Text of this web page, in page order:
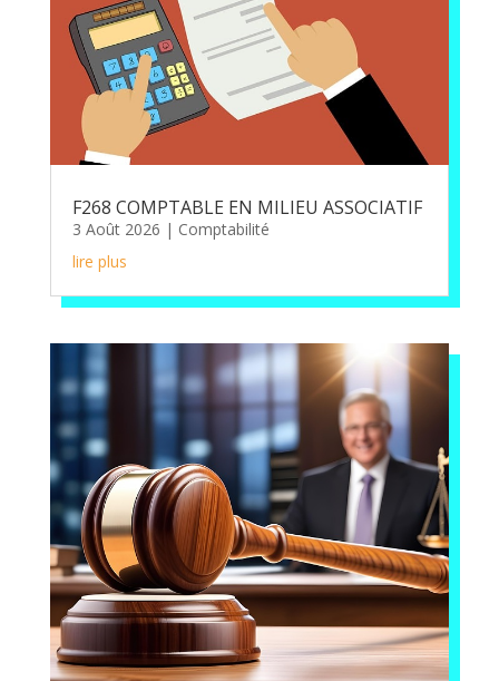
F268 COMPTABLE EN MILIEU ASSOCIATIF
3 Août 2026 | Comptabilité
lire plus